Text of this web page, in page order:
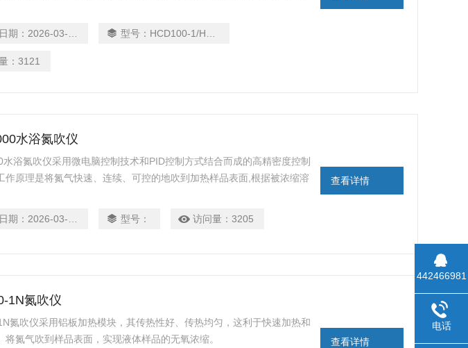
期： 2026-03-18 型号： HCD100-1/HCD100-2
：3121
水浴氮吹仪
水浴氮吹仪采用微电脑控制技术和PID控制方式结合而成的高精密度控制
作原理是将氮气快速、连续、可控的地吹到加热样品表面,根据被浓缩溶
期： 2026-03-17 型号： 访问量：3205
查看详情
1N氮吹仪
氮吹仪采用铝板加热模块，其传热性好、传热均匀，这利于快速加热和
将氮气吹到样品表面，实现液体样品的无氧浓缩。
查看详情
442466981
电话